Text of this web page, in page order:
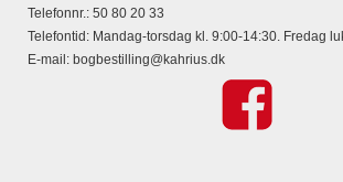
Telefonnr.: 50 80 20 33
Telefontid: Mandag-torsdag kl. 9:00-14:30. Fredag
E-mail : bogbestilling@kahrius.dk